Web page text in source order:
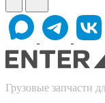
Грузовые запчасти